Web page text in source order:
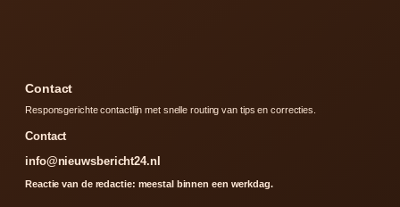
Contact
Responsgerichte contactlijn met snelle routing van tips en correcties.
Contact
info@nieuwsbericht24.nl
Reactie van de redactie: meestal binnen een werkdag.